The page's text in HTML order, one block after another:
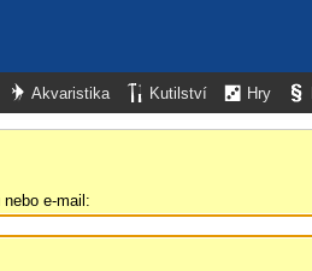
Akvaristika Kutilství Hry
e-mail: